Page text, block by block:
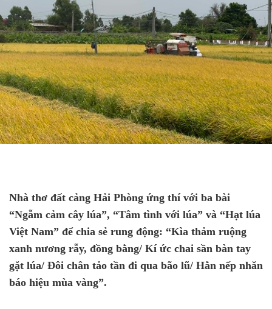
Nhà thơ đất cảng Hải Phòng ứng thí với ba bài
“Ngẫm cảm cây lúa”, “Tâm tình với lúa” và “Hạt lúa
Việt Nam” để chia sẻ rung động: “Kìa thảm ruộng
xanh nương rẫy, đồng bằng/ Kí ức chai sần bàn tay
gặt lúa/ Đôi chân tảo tần đi qua bão lũ/ Hằn nếp nhăn
báo hiệu mùa vàng”.